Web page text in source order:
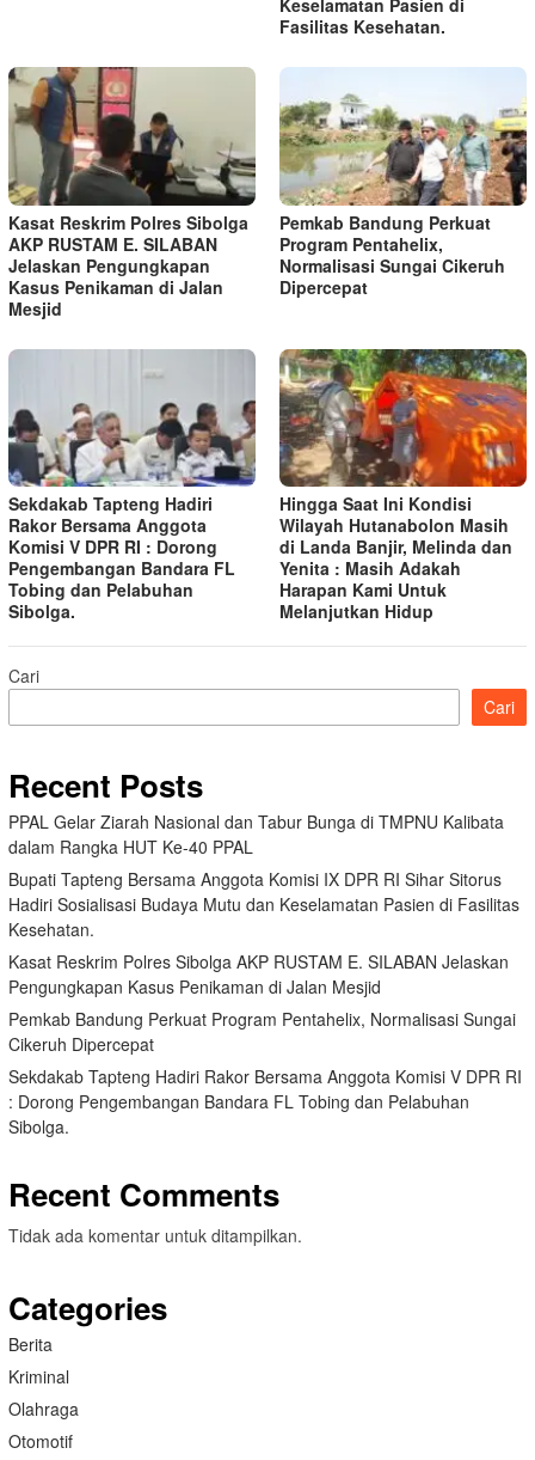
Fasilitas Kesehatan.
Kasat Reskrim Polres Sibolga
AKP RUSTAM E. SILABAN
Jelaskan Pengungkapan
Kasus Penikaman di Jalan
Mesjid
Pemkab Bandung Perkuat
Program Pentahelix,
Normalisasi Sungai Cikeruh
Dipercepat
Sekdakab Tapteng Hadiri
Rakor Bersama Anggota
Komisi V DPR RI : Dorong
Pengembangan Bandara FL
Tobing dan Pelabuhan
Sibolga.
Hingga Saat Ini Kondisi
Wilayah Hutanabolon Masih
di Landa Banjir, Melinda dan
Yenita : Masih Adakah
Harapan Kami Untuk
Melanjutkan Hidup
Cari
Cari
Recent Posts
PPAL Gelar Ziarah Nasional dan Tabur Bunga di TMPNU Kalibata
dalam Rangka HUT Ke-40 PPAL
Bupati Tapteng Bersama Anggota Komisi IX DPR RI Sihar Sitorus
Hadiri Sosialisasi Budaya Mutu dan Keselamatan Pasien di Fasilitas
Kesehatan.
Kasat Reskrim Polres Sibolga AKP RUSTAM E. SILABAN Jelaskan
Pengungkapan Kasus Penikaman di Jalan Mesjid
Pemkab Bandung Perkuat Program Pentahelix, Normalisasi Sungai
Cikeruh Dipercepat
Sekdakab Tapteng Hadiri Rakor Bersama Anggota Komisi V DPR RI
: Dorong Pengembangan Bandara FL Tobing dan Pelabuhan
Sibolga.
Recent Comments
Tidak ada komentar untuk ditampilkan.
Categories
Berita
Kriminal
Olahraga
Otomotif